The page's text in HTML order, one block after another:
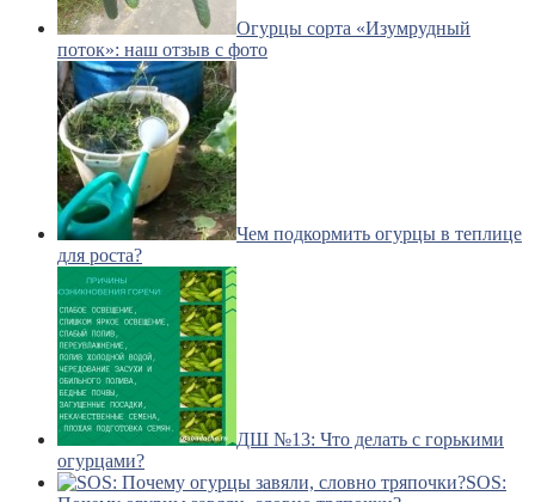
Огурцы сорта «Изумрудный
поток»: наш отзыв с фото
Чем подкормить огурцы в теплице
для роста?
ДШ №13: Что делать с горькими
огурцами?
SOS: